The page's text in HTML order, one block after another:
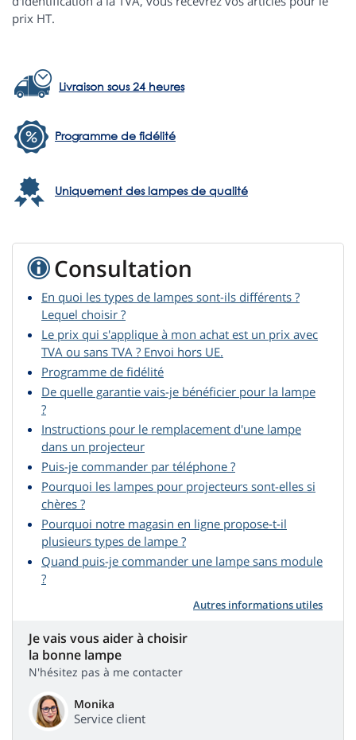
prix HT.
Livraison sous 24 heures
Programme de fidélité
Uniquement des lampes de qualité
Consultation
En quoi les types de lampes sont-ils différents ?
Lequel choisir ?
Le prix qui s'applique à mon achat est un prix avec
TVA ou sans TVA ? Envoi hors UE.
Programme de fidélité
De quelle garantie vais-je bénéficier pour la lampe
?
Instructions pour le remplacement d'une lampe
dans un projecteur
Puis-je commander par téléphone ?
Pourquoi les lampes pour projecteurs sont-elles si
chères ?
Pourquoi notre magasin en ligne propose-t-il
plusieurs types de lampe ?
Quand puis-je commander une lampe sans module
?
Autres informations utiles
Je vais vous aider à choisir
la bonne lampe
N'hésitez pas à me contacter
Monika
Service client